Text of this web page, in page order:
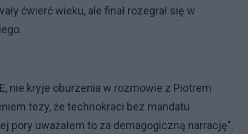
ćwierć wieku, ale finał rozegrał się w
nie kryje oburzenia w rozmowie z Piotrem
tezy, że technokraci bez mandatu
pory uważałem to za demagogiczną narrację".